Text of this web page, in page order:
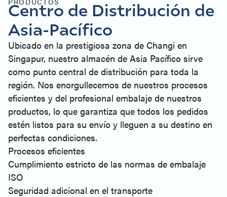
Centro de Distribución de
Asia-Pacífico
Ubicado en la prestigiosa zona de Changi en
Singapur, nuestro almacén de Asia Pacífico sirve
como punto central de distribución para toda la
región. Nos enorgullecemos de nuestros procesos
eficientes y del profesional embalaje de nuestros
productos, lo que garantiza que todos los pedidos
estén listos para su envío y lleguen a su destino en
perfectas condiciones.
Procesos eficientes
Cumplimiento estricto de las normas de embalaje
ISO
Seguridad adicional en el transporte